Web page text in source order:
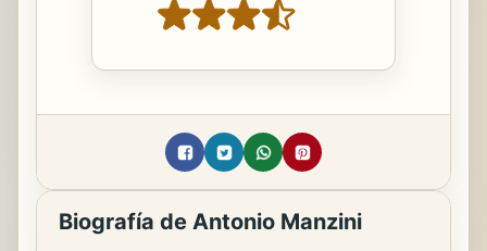
Biografía de Antonio Manzini